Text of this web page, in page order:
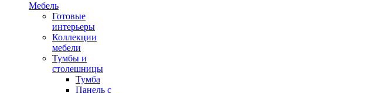
Мебель
Готовые
интерьеры
Коллекции
мебели
Тумбы и
столешницы
Тумба
Панель с